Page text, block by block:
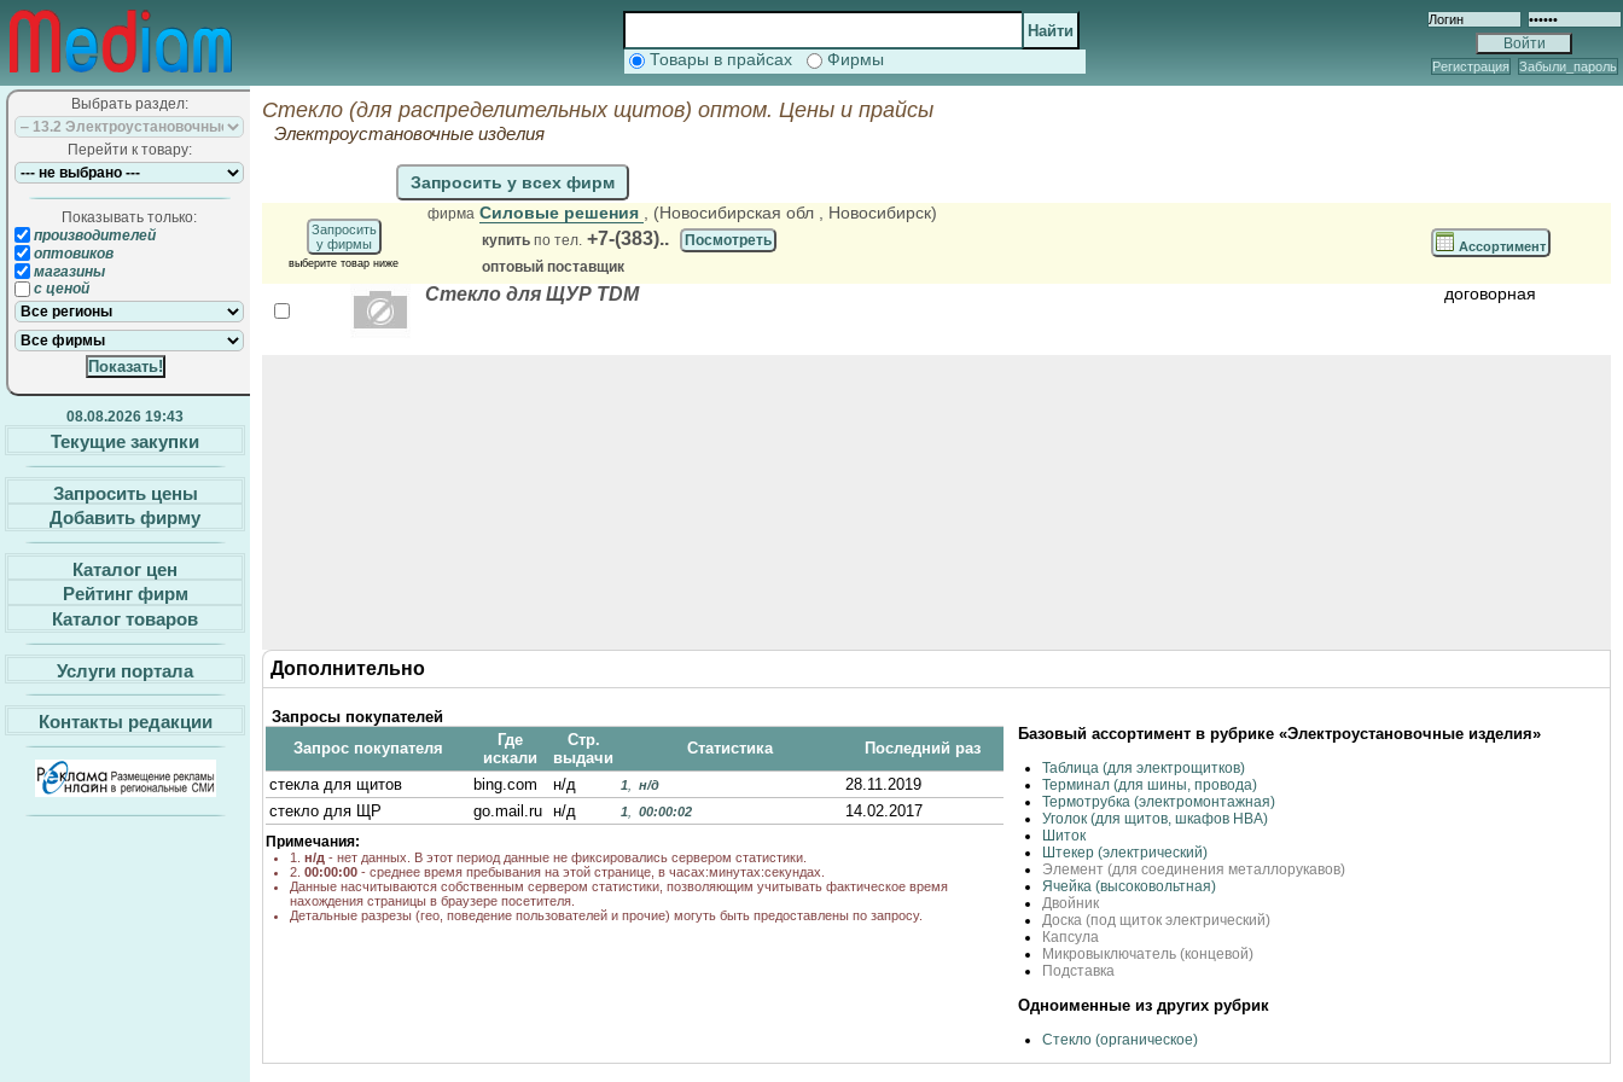
Товары в прайсах Фирмы Регистрация Забыли_пароль
Выбрать раздел:
Перейти к товару:
Показывать только:
производителей
оптовиков
магазины
с ценой
08.08.2026 19:43
Текущие закупки
Запросить цены
Добавить фирму
Каталог цен
Рейтинг фирм
Каталог товаров
Услуги портала
Контакты редакции
Стекло (для распределительных щитов) оптом. Цены и прайсы
Электроустановочные изделия
Запросить у всех фирм
Запросить
у фирмы
выберите товар ниже
фирма Силовые решения , (Новосибирская обл , Новосибирск)
купить по тел. +7-(383)..
Посмотреть
оптовый поставщик
Ассортимент
Стекло для ЩУР TDM договорная
Дополнительно
Запросы покупателей
Запрос покупателя
Где
искали
Стр.
выдачи
Статистика
Последний раз
стекла для щитов
bing.com н/д 1 н/д
28.11.2019
стекло для ЩР
go.mail.ru н/д 1 00:00:02 14.02.2017
Примечания:
1. н/д - нет данных. В этот период данные не фиксировались сервером статистики.
2. 00:00:00 - среднее время пребывания на этой странице, в часах:минутах:секундах.
Данные насчитываются собственным сервером статистики, позволяющим учитывать фактическое время
нахождения страницы в браузере посетителя.
Детальные разрезы (гео, поведение пользователей и прочие) могуть быть предоставлены по запросу.
Базовый ассортимент в рубрике «Электроустановочные изделия»
Таблица (для электрощитков)
Терминал (для шины, провода)
Термотрубка (электромонтажная)
Уголок (для щитов, шкафов НВА)
Шиток
Штекер (электрический)
Элемент (для соединения металлорукавов)
Ячейка (высоковольтная)
Двойник
Доска (под щиток электрический)
Капсула
Микровыключатель (концевой)
Подставка
Одноименные из других рубрик
Стекло (органическое)